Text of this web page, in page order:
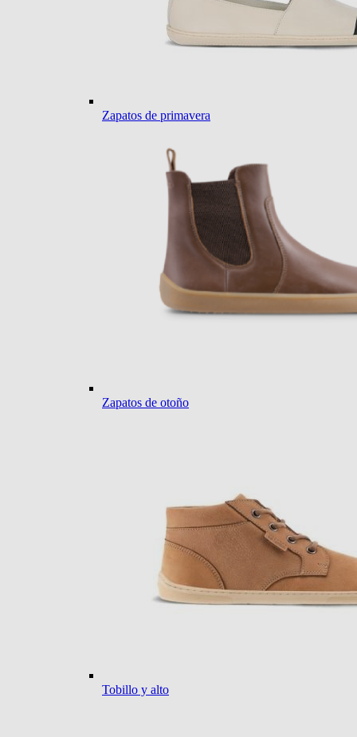
Zapatos de primavera
Zapatos de otoño
Tobillo y alto